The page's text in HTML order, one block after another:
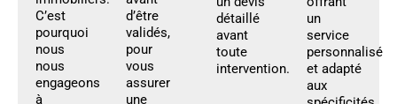
C’est
pourquoi
nous
nous
engageons
à
d’être
validés,
pour
vous
assurer
une
détaillé
avant
toute
intervention.
un
service
personnalisé
et adapté
aux